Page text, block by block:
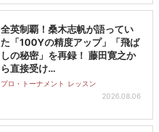
全英制覇！桑木志帆が語ってい
た「100Yの精度アップ」「飛ば
しの秘密」を再録！ 藤田寛之か
ら直接受け…
プロ・トーナメント レッスン
2026.08.06